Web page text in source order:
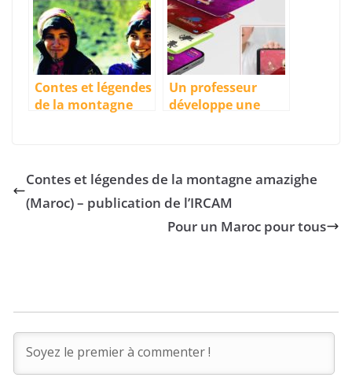
Contes et légendes
de la montagne
Un professeur
développe une
amazighe aux
Contes et légendes de la montagne amazighe
(Maroc) – publication de l’IRCAM
Pour un Maroc pour tous